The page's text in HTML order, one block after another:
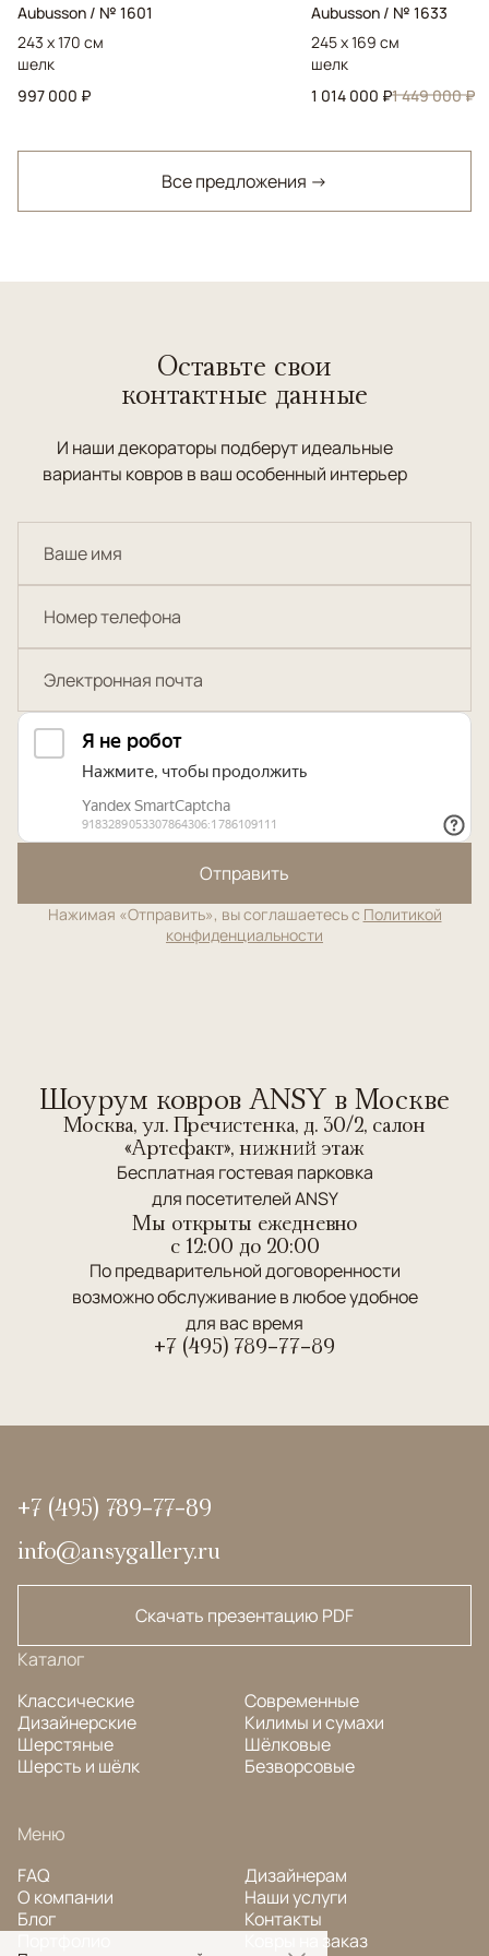
Aubusson / № 1601
243 x 170 см
шелк
997 000 ₽
Aubusson / № 1633
245 x 169 см
шелк
1 014 000 ₽1 449 000 ₽
Все предложения →
Оставьте свои
контактные данные
И наши декораторы подберут идеальные
варианты ковров в ваш особенный интерьер
Отправить
Нажимая «Отправить», вы соглашаетесь с Политикой
конфиденциальности
Шоурум ковров ANSY в Москве
Москва, ул. Пречистенка, д. 30/2, салон
«Артефакт», нижний этаж
Бесплатная гостевая парковка
для посетителей ANSY
Мы открыты ежедневно
c 12:00 до 20:00
По предварительной договоренности
возможно обслуживание в любое удобное
для вас время
+7 (495) 789-77-89
+7 (495) 789-77-89
info@ansygallery.ru
Скачать презентацию PDF
Каталог
Классические
Дизайнерские
Шерстяные
Шерсть и шёлк
Современные
Килимы и сумахи
Шёлковые
Безворсовые
Меню
FAQ
О компании
Блог
Дизайнерам
Наши услуги
Контакты
Ковры на заказ